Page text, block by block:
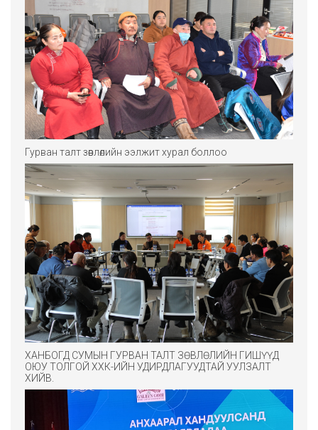
Гурван талт зөвлөлийн ээлжит хурал боллоо
ХАНБОГД СУМЫН ГУРВАН ТАЛТ ЗӨВЛӨЛИЙН ГИШҮҮД
ОЮУ ТОЛГОЙ ХХК-ИЙН УДИРДЛАГУУДТАЙ УУЛЗАЛТ
ХИЙВ.